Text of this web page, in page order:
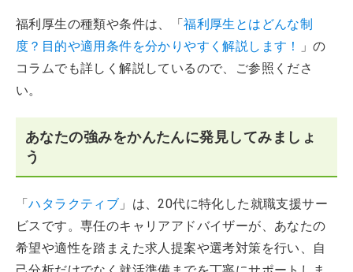
福利厚生の種類や条件は、「福利厚生とはどんな制
度？目的や適用条件を分かりやすく解説します！
」の
コラムでも詳しく解説しているので、ご参照くださ
い。
あなたの強みをかんたんに発見してみましょ
う
「ハタラクティブ 」は、20代に特化した就職支援サー
ビスです。専任のキャリアアドバイザーが、あなたの
希望や適性を踏まえた求人提案や選考対策を行い、自